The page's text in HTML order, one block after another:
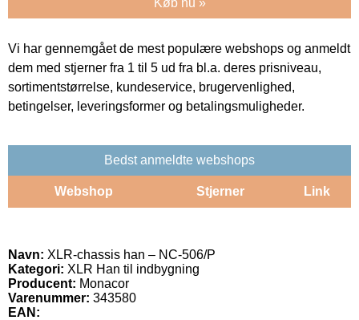
Vi har gennemgået de mest populære webshops og anmeldt
dem med stjerner fra 1 til 5 ud fra bl.a. deres prisniveau,
sortimentstørrelse, kundeservice, brugervenlighed,
betingelser, leveringsformer og betalingsmuligheder.
Bedst anmeldte webshops
Webshop Stjerner Link
Navn: XLR-chassis han – NC-506/P
Kategori: XLR Han til indbygning
Producent: Monacor
Varenummer: 343580
EAN: